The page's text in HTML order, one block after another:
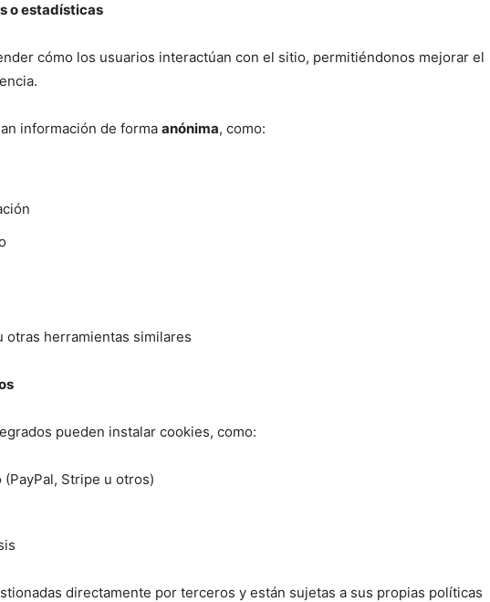
o estadísticas
cómo los usuarios interactúan con el sitio, permitiéndonos mejorar el
información de forma anónima, como:
otras herramientas similares
pueden instalar cookies, como:
(PayPal, Stripe u otros)
directamente por terceros y están sujetas a sus propias políticas